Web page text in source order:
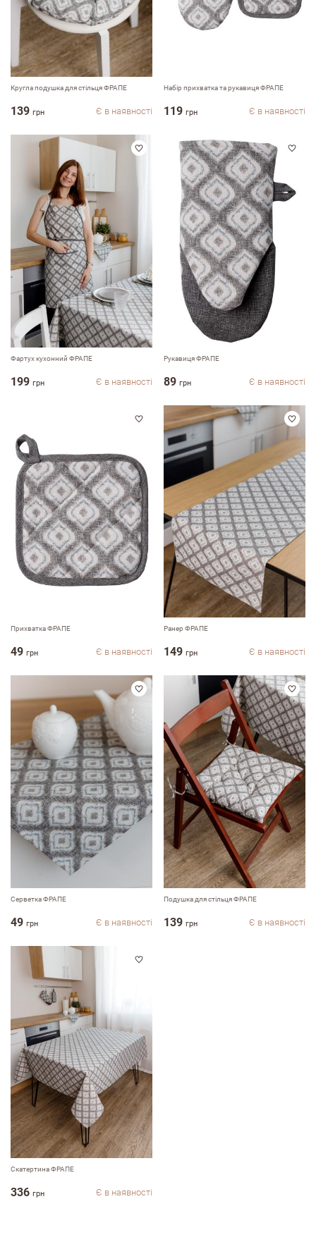
Кругла подушка для стільця ФРАПЕ
139 грн Є в наявності
Набір прихватка та рукавиця ФРАПЕ
119 грн Є в наявності
Фартух кухонний ФРАПЕ
199 грн Є в наявності
Рукавиця ФРАПЕ
89 грн Є в наявності
Прихватка ФРАПЕ
49 грн Є в наявності
Ранер ФРАПЕ
149 грн Є в наявності
Серветка ФРАПЕ
49 грн Є в наявності
Подушка для стільця ФРАПЕ
139 грн Є в наявності
Скатертина ФРАПЕ
336 грн Є в наявності
Залишити вiдгук про магазин
Коментар
Переваги
Оцініть, будь ласка